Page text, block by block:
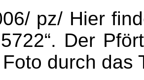
pz/ Hier
Der
durch das